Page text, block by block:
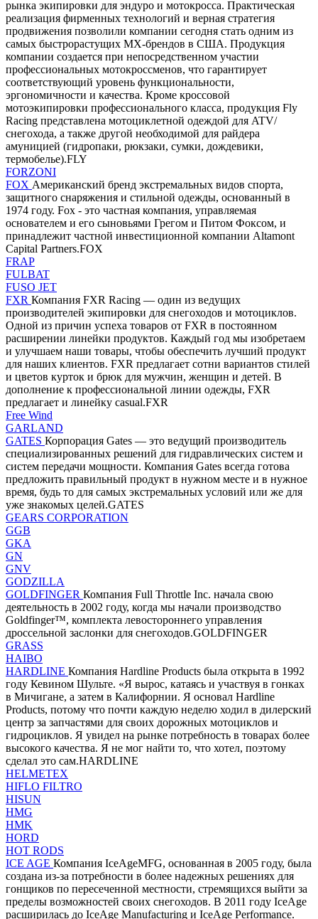
рынка экипировки для эндуро и мотокросса. Практическая
реализация фирменных технологий и верная стратегия
продвижения позволили компании сегодня стать одним из
самых быстрорастущих MX-брендов в США. Продукция
компании создается при непосредственном участии
профессиональных мотокроссменов, что гарантирует
соответствующий уровень функциональности,
эргономичности и качества. Кроме кроссовой
мотоэкипировки профессионального класса, продукция Fly
Racing представлена мотоциклетной одеждой для ATV/
снегохода, а также другой необходимой для райдера
амуницией (гидропаки, рюкзаки, сумки, дождевики,
термобелье).FLY
FORZONI
FOX Американский бренд экстремальных видов спорта,
защитного снаряжения и стильной одежды, основанный в
1974 году. Fox - это частная компания, управляемая
основателем и его сыновьями Грегом и Питом Фоксом, и
принадлежит частной инвестиционной компании Altamont
Capital Partners.FOX
FRAP
FULBAT
FUSO JET
FXR Компания FXR Racing — один из ведущих
производителей экипировки для снегоходов и мотоциклов.
Одной из причин успеха товаров от FXR в постоянном
расширении линейки продуктов. Каждый год мы изобретаем
и улучшаем наши товары, чтобы обеспечить лучший продукт
для наших клиентов. FXR предлагает сотни вариантов стилей
и цветов курток и брюк для мужчин, женщин и детей. В
дополнение к профессиональной линии одежды, FXR
предлагает и линейку casual.FXR
Free Wind
GARLAND
GATES Корпорация Gates — это ведущий производитель
специализированных решений для гидравлических систем и
систем передачи мощности. Компания Gates всегда готова
предложить правильный продукт в нужном месте и в нужное
время, будь то для самых экстремальных условий или же для
уже знакомых целей.GATES
GEARS CORPORATION
GGB
GKA
GN
GNV
GODZILLA
GOLDFINGER Компания Full Throttle Inc. начала свою
деятельность в 2002 году, когда мы начали производство
Goldfinger™, комплекта левостороннего управления
дроссельной заслонки для снегоходов.GOLDFINGER
GRASS
HAIBO
HARDLINE Компания Hardline Products была открыта в 1992
году Кевином Шульте. «Я вырос, катаясь и участвуя в гонках
в Мичигане, а затем в Калифорнии. Я основал Hardline
Products, потому что почти каждую неделю ходил в дилерский
центр за запчастями для своих дорожных мотоциклов и
гидроциклов. Я увидел на рынке потребность в товарах более
высокого качества. Я не мог найти то, что хотел, поэтому
сделал это сам.HARDLINE
HELMETEX
HIFLO FILTRO
HISUN
HMG
HMK
HORD
HOT RODS
ICE AGE Компания IceAgeMFG, основанная в 2005 году, была
создана из-за потребности в более надежных решениях для
гонщиков по пересеченной местности, стремящихся выйти за
пределы возможностей своих снегоходов. В 2011 году IceAge
расширилась до IceAge Manufacturing и IceAge Performance.